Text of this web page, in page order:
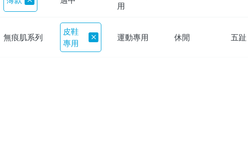
用
無痕肌系列
皮鞋
專用
運動專用 休閒 五趾